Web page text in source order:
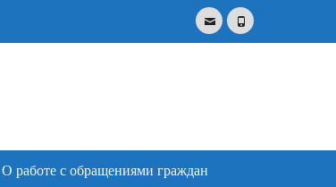
EmailPhone
О работе с обращениями граждан